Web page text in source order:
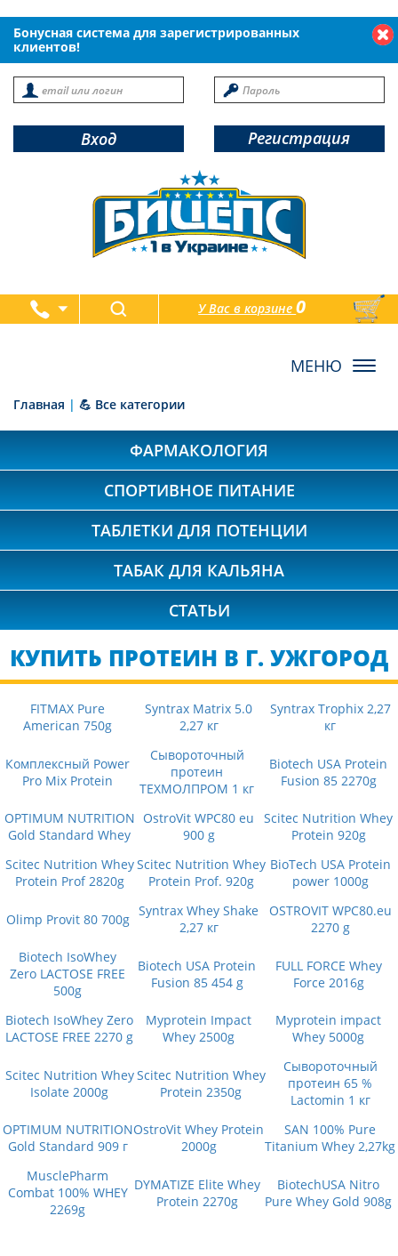
Бонусная система для зарегистрированных
клиентов!
Вход Регистрация
У Вас в корзине0
товаров
Главная | 💪 Все категории
ФАРМАКОЛОГИЯ
СПОРТИВНОЕ ПИТАНИЕ
ТАБЛЕТКИ ДЛЯ ПОТЕНЦИИ
ТАБАК ДЛЯ КАЛЬЯНА
СТАТЬИ
КУПИТЬ ПРОТЕИН В Г. УЖГОРОД
FITMAX Pure
American 750g
Syntrax Matrix 5.0
2,27 кг
Syntrax Trophix 2,27
кг
Комплексный Power
Pro Mix Protein
Сывороточный
протеин
ТЕХМОЛПРОМ 1 кг
Biotech USA Protein
Fusion 85 2270g
OPTIMUM NUTRITION
Gold Standard Whey
OstroVit WPC80 eu
900 g
Scitec Nutrition Whey
Protein 920g
Scitec Nutrition Whey
Protein Prof 2820g
Scitec Nutrition Whey
Protein Prof. 920g
BioTech USA Protein
power 1000g
Olimp Provit 80 700g Syntrax Whey Shake
2,27 кг
OSTROVIT WPC80.eu
2270 g
Biotech IsoWhey
Zero LACTOSE FREE
500g
Biotech USA Protein
Fusion 85 454 g
FULL FORCE Whey
Force 2016g
Biotech IsoWhey Zero
LACTOSE FREE 2270 g
Myprotein Impact
Whey 2500g
Myprotein impact
Whey 5000g
Scitec Nutrition Whey
Isolate 2000g
Scitec Nutrition Whey
Protein 2350g
Сывороточный
протеин 65 %
Lactomin 1 кг
OPTIMUM NUTRITION
Gold Standard 909 г
OstroVit Whey Protein
2000g
SAN 100% Pure
Titanium Whey 2,27kg
MusclePharm
Combat 100% WHEY
2269g
DYMATIZE Elite Whey
Protein 2270g
BiotechUSA Nitro
Pure Whey Gold 908g